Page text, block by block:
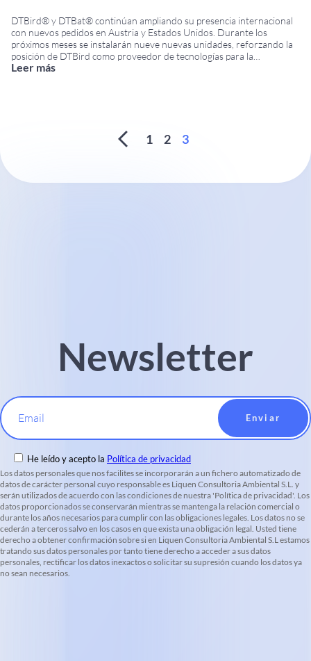
DTBird® y DTBat® continúan ampliando su presencia internacional
con nuevos pedidos en Austria y Estados Unidos. Durante los
próximos meses se instalarán nueve nuevas unidades, reforzando la
posición de DTBird como proveedor de tecnologías para la
monitorización de fauna y la reducción del riesgo de colisión en
Leer más
1 2 3
Newsletter
Email
He leído y acepto la Política de privacidad
Los datos personales que nos facilites se incorporarán a un fichero automatizado de
datos de carácter personal cuyo responsable es Liquen Consultoria Ambiental S.L. y
serán utilizados de acuerdo con las condiciones de nuestra 'Política de privacidad'. Los
datos proporcionados se conservarán mientras se mantenga la relación comercial o
durante los años necesarios para cumplir con las obligaciones legales. Los datos no se
cederán a terceros salvo en los casos en que exista una obligación legal. Usted tiene
derecho a obtener confirmación sobre si en Liquen Consultoria Ambiental S.L estamos
tratando sus datos personales por tanto tiene derecho a acceder a sus datos
personales, rectificar los datos inexactos o solicitar su supresión cuando los datos ya
no sean necesarios.